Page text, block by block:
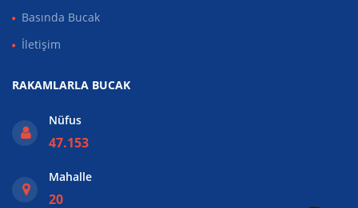
Basında Bucak
İletişim
RAKAMLARLA BUCAK
Nüfus
47.153
Mahalle
20